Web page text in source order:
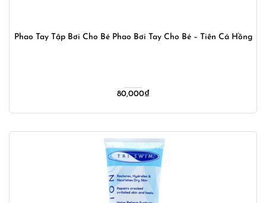
Phao Tay Tập Bơi Cho Bé Phao Bơi Tay Cho Bé – Tiên Cá Hồng
80,000₫